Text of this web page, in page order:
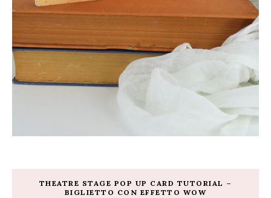
THEATRE STAGE POP UP CARD TUTORIAL –
BIGLIETTO CON EFFETTO WOW